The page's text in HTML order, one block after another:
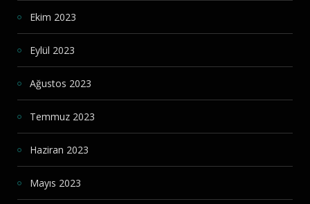
Ekim 2023
Eylül 2023
Ağustos 2023
Temmuz 2023
Haziran 2023
Mayıs 2023